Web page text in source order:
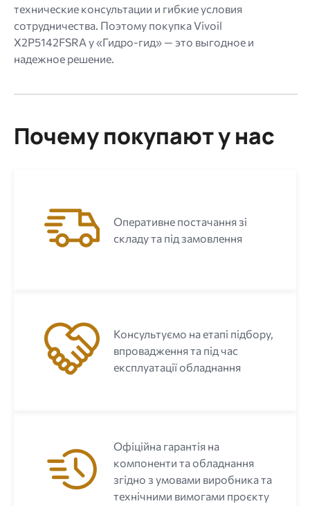
технические консультации и гибкие условия
сотрудничества. Поэтому покупка Vivoil
X2P5142FSRA у «Гидро-гид» — это выгодное и
надежное решение.
Почему покупают у нас
Оперативне постачання зі
складу та під замовлення
Консультуємо на етапі підбору,
впровадження та під час
експлуатації обладнання
Офіційна гарантія на
компоненти та обладнання
згідно з умовами виробника та
технічними вимогами проєкту